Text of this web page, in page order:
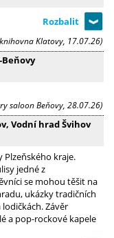
Klatovy, 17.07.26)
saloon Beňovy, 28.07.26)
Vodní hrad Švihov
Plzeňského kraje.
jedné z
se mohou těšit na
ukázky tradičních
Závěr
a pop-rockové kapele